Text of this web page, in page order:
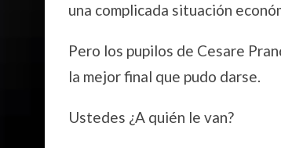
una complicada situación
Pero los pupilos de Cesare
la mejor final que pudo darse.
Ustedes ¿A quién le van?